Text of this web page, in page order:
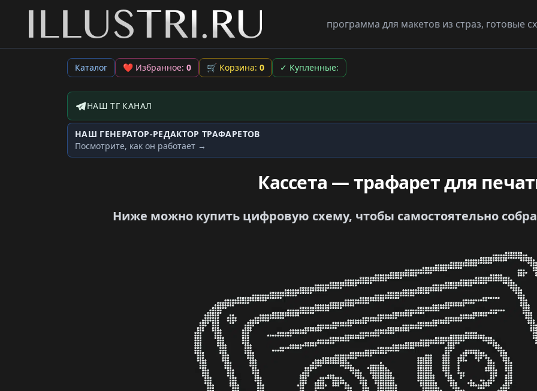
программа для макетов из страз, готовые
Каталог ❤ Избранное: 0 🛒 Корзина: 0 ✓ Купленные:
Telegram-канал
НАШ ТГ КАНАЛ
Генератор трафаретов
НАШ ГЕНЕРАТОР-РЕДАКТОР ТРАФАРЕТОВ
Посмотрите, как он работает →
Кассета — трафарет для
Ниже можно купить цифровую схему, чтобы самостоятельно